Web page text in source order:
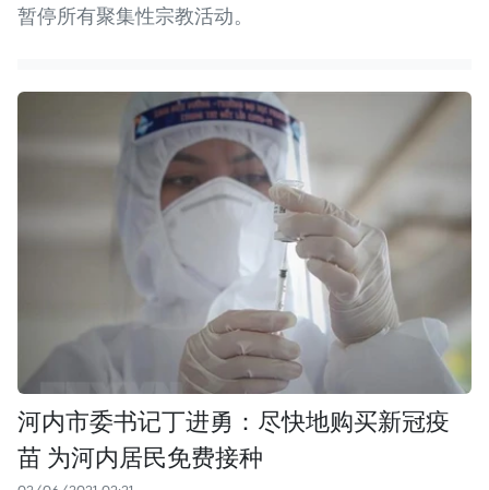
暂停所有聚集性宗教活动。
河内市委书记丁进勇：尽快地购买新冠疫
苗 为河内居民免费接种